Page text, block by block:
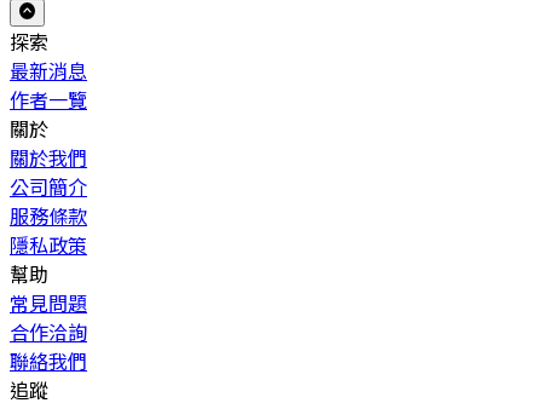
探索
最新消息
作者一覽
關於
關於我們
公司簡介
服務條款
隱私政策
幫助
常見問題
合作洽詢
聯絡我們
追蹤